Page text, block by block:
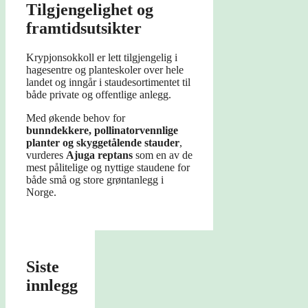
Tilgjengelighet og
framtidsutsikter
Krypjonsokkoll er lett tilgjengelig i
hagesentre og planteskoler over hele
landet og inngår i staudesortimentet til
både private og offentlige anlegg.
Med økende behov for
bunndekkere, pollinatorvennlige
planter og skyggetålende stauder,
vurderes Ajuga reptans som en av de
mest pålitelige og nyttige staudene for
både små og store grøntanlegg i
Norge.
Siste
innlegg